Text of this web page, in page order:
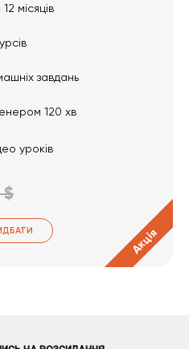
місяців
завдань
120 хв
уроків
$
Акція